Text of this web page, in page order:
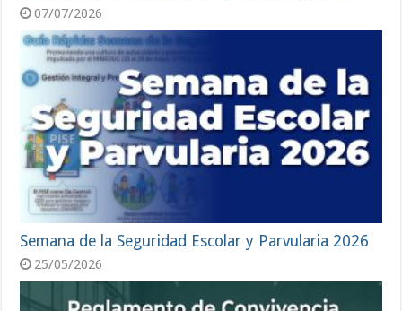
07/07/2026
Semana de la Seguridad Escolar y Parvularia 2026
25/05/2026